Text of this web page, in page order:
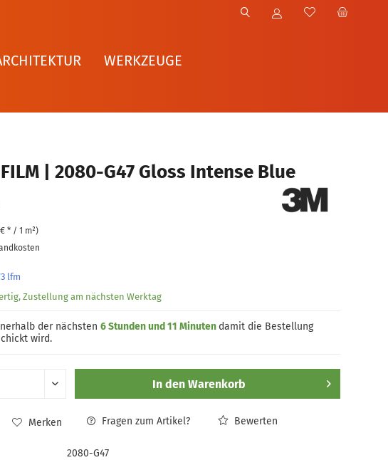
WERKZEUGE
FILM | 2080-G47 Gloss Intense Blue
* / 1 m²)
lfm
Zustellung am nächsten Werktag
der nächsten 6 Stunden und 11 Minuten damit die Bestellung
wird.
In den Warenkorb
Merken Fragen zum Artikel? Bewerten
2080-G47